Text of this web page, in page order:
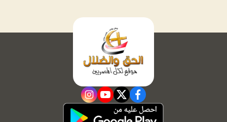
facebook
twitter
youtube
instagram